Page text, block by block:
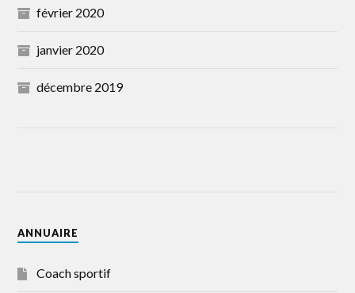
février 2020
janvier 2020
décembre 2019
ANNUAIRE
Coach sportif